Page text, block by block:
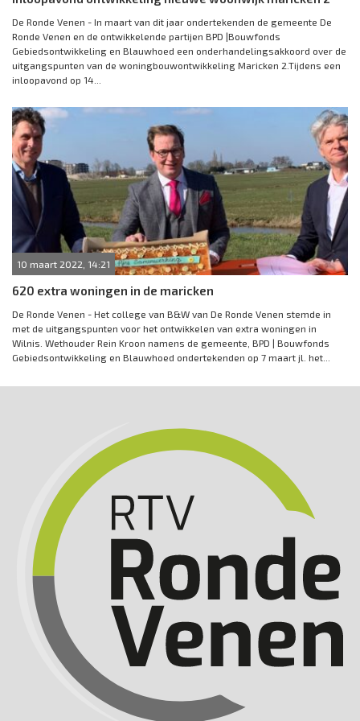
De Ronde Venen - In maart van dit jaar ondertekenden de gemeente De
Ronde Venen en de ontwikkelende partijen BPD |Bouwfonds
Gebiedsontwikkeling en Blauwhoed een onderhandelingsakkoord over de
uitgangspunten van de woningbouwontwikkeling Maricken 2.Tijdens een
inloopavond op 14...
10 maart 2022, 14:21
620 extra woningen in de maricken
De Ronde Venen - Het college van B&W van De Ronde Venen stemde in
met de uitgangspunten voor het ontwikkelen van extra woningen in
Wilnis. Wethouder Rein Kroon namens de gemeente, BPD | Bouwfonds
Gebiedsontwikkeling en Blauwhoed ondertekenden op 7 maart jl. het...